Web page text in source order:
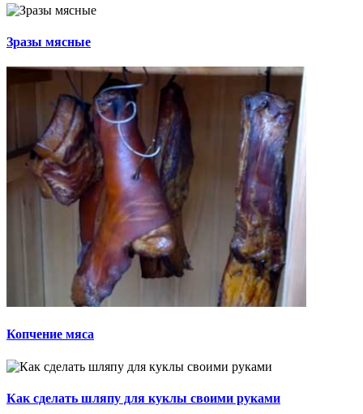
Зразы мясные
Копчение мяса
Как сделать шляпу для куклы своими руками